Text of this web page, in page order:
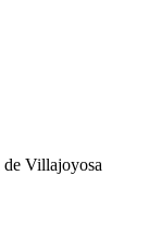
de Villajoyosa